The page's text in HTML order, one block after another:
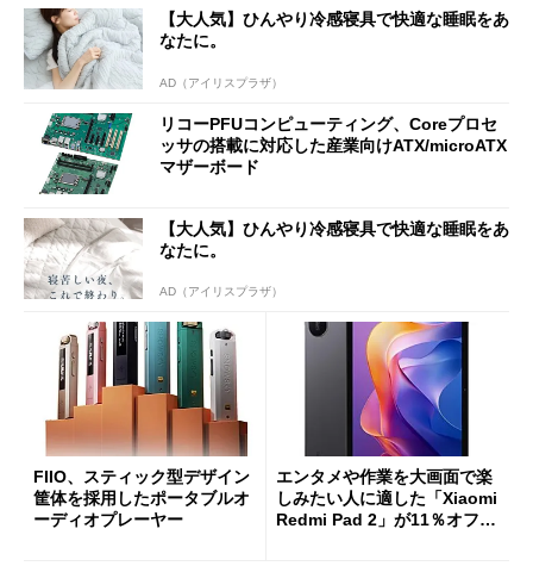
ut」が明...
【大人気】ひんやり冷感寝具で快適な睡眠をあ
なたに。
AD（アイリスプラザ）
リコーPFUコンピューティング、Coreプロセ
ッサの搭載に対応した産業向けATX/microATX
マザーボード
【大人気】ひんやり冷感寝具で快適な睡眠をあ
なたに。
AD（アイリスプラザ）
FIIO、スティック型デザイン
筐体を採用したポータブルオ
ーディオプレーヤー
エンタメや作業を大画面で楽
しみたい人に適した「Xiaomi
Redmi Pad 2」が11％オフの